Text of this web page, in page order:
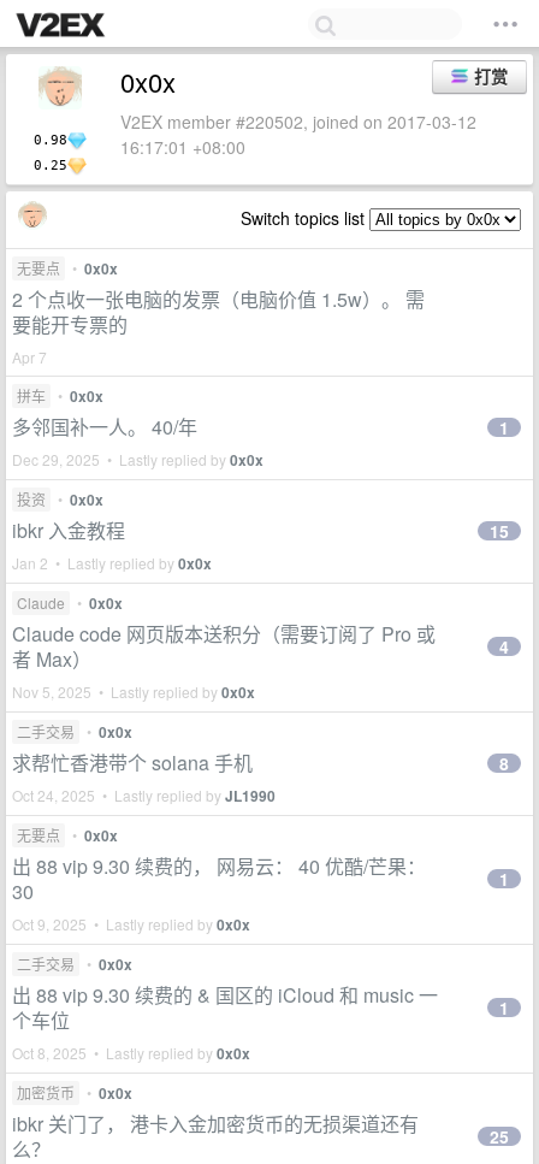
0.98
0.25
打赏
0x0x
V2EX member #220502, joined on 2017-03-12
16:17:01 +08:00
Switch topics list
无要点 • 0x0x
2 个点收一张电脑的发票（电脑价值 1.5w）。 需
要能开专票的
Apr 7
拼车
• 0x0x
多邻国补一人。 40/年
Dec 29, 2025 • Lastly replied by0x0x
1
投资 • 0x0x
ibkr 入金教程
Jan 2 • Lastly replied by0x0x
15
Claude • 0x0x
Claude code 网页版本送积分（需要订阅了 Pro 或
者 Max）
Nov 5, 2025 • Lastly replied by0x0x
4
二手交易 • 0x0x
求帮忙香港带个 solana 手机
Oct 24, 2025 • Lastly replied byJL1990
8
无要点 • 0x0x
出 88 vip 9.30 续费的， 网易云： 40 优酷/芒果：
30
Oct 9, 2025 • Lastly replied by0x0x
1
二手交易 • 0x0x
出 88 vip 9.30 续费的 & 国区的 iCloud 和 music 一
个车位
Oct 8, 2025 • Lastly replied by0x0x
1
加密货币 • 0x0x
ibkr 关门了， 港卡入金加密货币的无损渠道还有
么？
25